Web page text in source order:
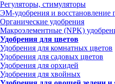
Регуляторы, стимуляторы
ЭМ-удобрения и восстановление
Органические удобрения
Макроэлементные (NPK)
Удобрения для цветов
Удобрения для комнатных цветов
Удобрения для садовых цветов
Удобрения для орхидей
Удобрения для хвойных